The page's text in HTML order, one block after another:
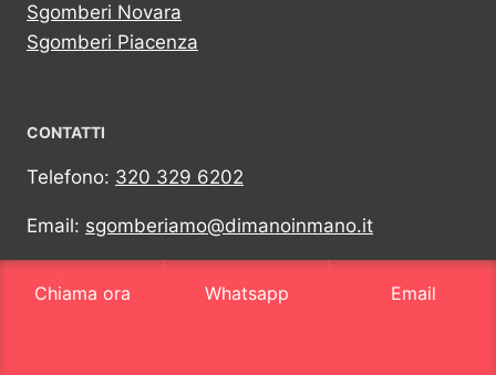
Sgomberi Novara
Sgomberi Piacenza
CONTATTI
Telefono: 320 329 6202
Email: sgomberiamo@dimanoinmano.it
Chiama ora
Whatsapp Email